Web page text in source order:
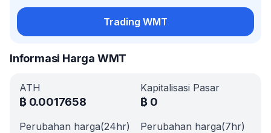
Trading WMT
Informasi Harga WMT
ATH
₿ 0.0017658
Kapitalisasi Pasar
₿ 0
Perubahan harga(24hr) Perubahan harga(7hr)